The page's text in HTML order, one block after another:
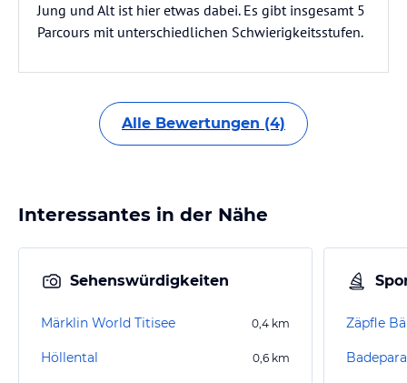
Jung und Alt ist hier etwas dabei. Es gibt insgesamt 5
Parcours mit unterschiedlichen Schwierigkeitsstufen.
Alle Bewertungen (4)
Interessantes in der Nähe
Sehenswürdigkeiten
Märklin World Titisee 0,4 km
Höllental 0,6 km
Zäpfle